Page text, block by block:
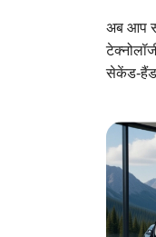
अब आप
सेकेंड‑हैंड